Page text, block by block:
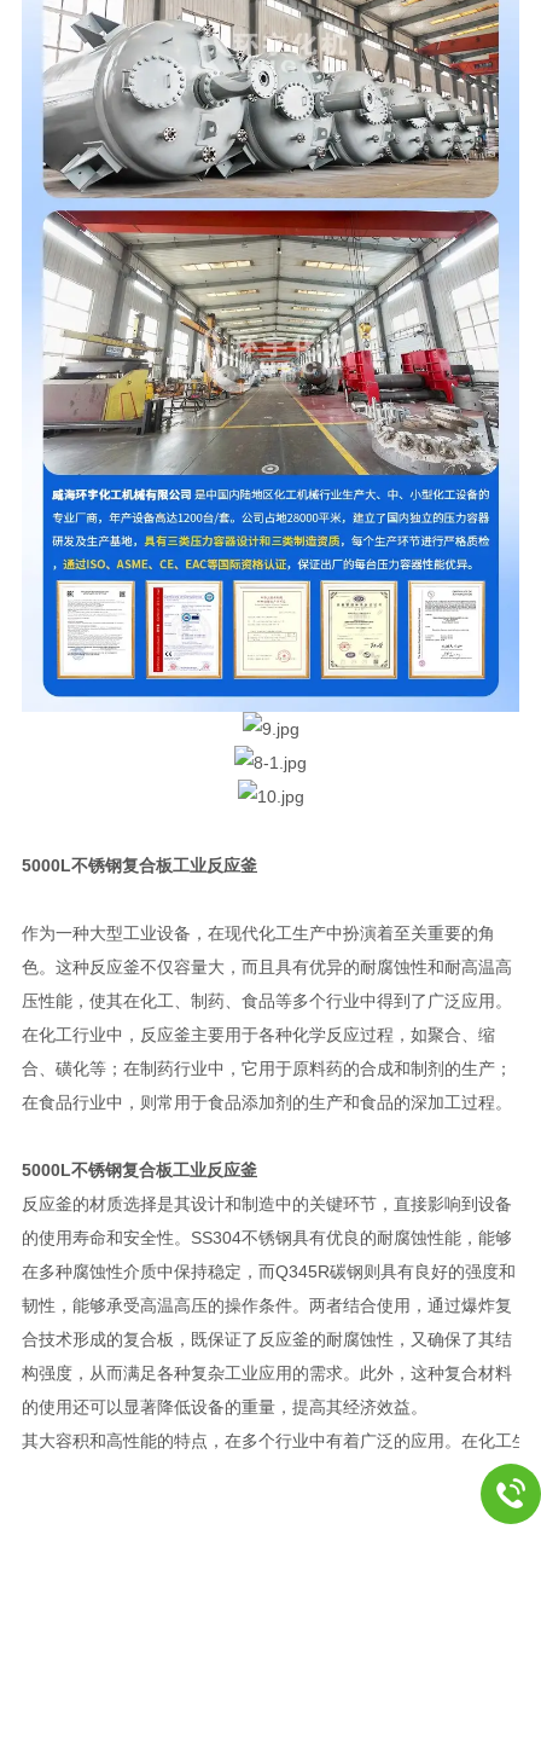
5000L不锈钢复合板工业反应釜
作为一种大型工业设备，在现代化工生产中扮演着至关重要的角
色。这种反应釜不仅容量大，而且具有优异的耐腐蚀性和耐高温高
压性能，使其在化工、制药、食品等多个行业中得到了广泛应用。
在化工行业中，反应釜主要用于各种化学反应过程，如聚合、缩
合、磺化等；在制药行业中，它用于原料药的合成和制剂的生产；
在食品行业中，则常用于食品添加剂的生产和食品的深加工过程。
5000L不锈钢复合板工业反应釜
反应釜的材质选择是其设计和制造中的关键环节，直接影响到设备
的使用寿命和安全性。SS304不锈钢具有优良的耐腐蚀性能，能够
在多种腐蚀性介质中保持稳定，而Q345R碳钢则具有良好的强度和
韧性，能够承受高温高压的操作条件。两者结合使用，通过爆炸复
合技术形成的复合板，既保证了反应釜的耐腐蚀性，又确保了其结
构强度，从而满足各种复杂工业应用的需求。此外，这种复合材料
的使用还可以显著降低设备的重量，提高其经济效益。
其大容积和高性能的特点，在多个行业中有着广泛的应用。在化工